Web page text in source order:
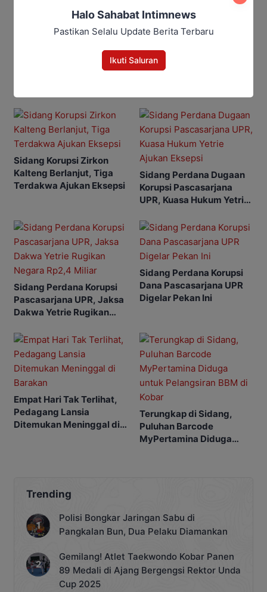
IntimNews2
Sidang Korupsi Zirkon
Kalteng Berlanjut, Tiga
Terdakwa Ajukan Eksepsi
Sidang Perdana Dugaan
Korupsi Pascasarjana
UPR, Kuasa Hukum Yetrie
Sidang Perdana Korupsi
Pascasarjana UPR, Jaksa
Dakwa Yetrie Rugikan
Sidang Perdana Korupsi
Dana Pascasarjana UPR
Digelar Pekan Ini
Empat Hari Tak Terlihat,
Pedagang Lansia
Ditemukan Meninggal di
Terungkap di Sidang,
Puluhan Barcode
MyPertamina Diduga
Trending
Polisi Bongkar Jaringan Sabu di
Pangkalan Bun, Dua Pelaku Diamankan
Gemilang! Atlet Taekwondo Kobar Panen
89 Medali di Ajang Bergengsi Rektor Unda
Cup 2025
Halo Sahabat Intimnews
Pastikan Selalu Update Berita Terbaru
Ikuti Saluran